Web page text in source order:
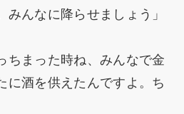
みんなに降らせましょう」
ちまった時ね、みんなで金
に酒を供えたんですよ。ち